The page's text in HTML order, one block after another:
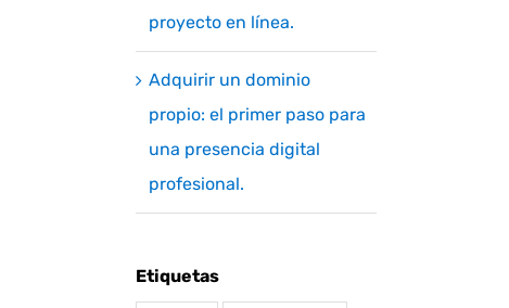
proyecto en línea.
Adquirir un dominio
propio: el primer paso para
una presencia digital
profesional.
Etiquetas